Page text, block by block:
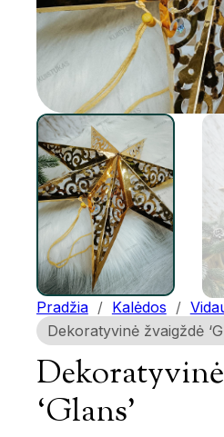
Pradžia / Kalėdos /
Dekoratyvinė žvaigždė
‘Glans’